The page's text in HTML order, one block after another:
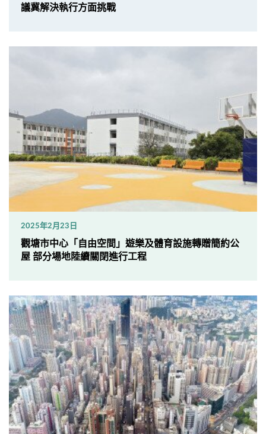
議冀解決執行方面挑戰
2025年2月23日
觀塘市中心「自由空間」遊樂及體育設施轉贈簡約公
屋 部分場地陸續關閉進行工程